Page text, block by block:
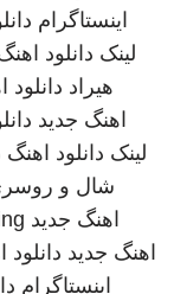
اینستاگرام
لینک دانلود
هیراد دانلود
اهنگ جدید
لینک دانلود اهنگ
شال و
اهنگ جدید
اهنگ جدید
اینستاگرام